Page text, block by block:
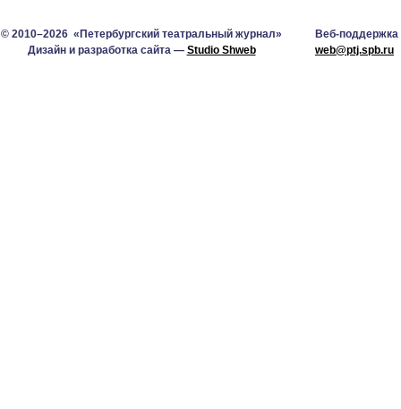
© 2010–2026 «Петербургский театральный журнал»
Дизайн и разработка сайта — Studio Shweb
Веб-поддержка
web@ptj.spb.ru